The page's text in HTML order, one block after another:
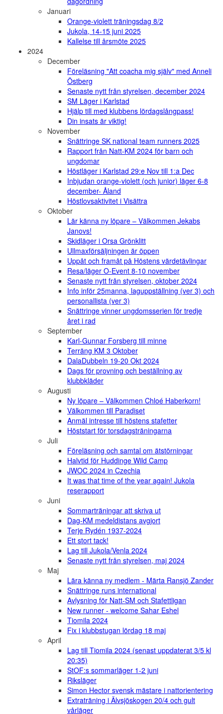
Januari
Orange-violett träningsdag 8/2
Jukola, 14-15 juni 2025
Kallelse till årsmöte 2025
2024
December
Föreläsning "Att coacha mig själv" med Anneli
Östberg
Senaste nytt från styrelsen, december 2024
SM Läger i Karlstad
Hjälp till med klubbens lördagslångpass!
Din insats är viktig!
November
Snättringe SK national team runners 2025
Rapport från Natt-KM 2024 för barn och
ungdomar
Höstläger i Karlstad 29:e Nov till 1:a Dec
Inbjudan orange-violett (och junior) läger 6-8
december- Åland
Höstlovsaktivitet i Visättra
Oktober
Lär känna ny löpare – Välkommen Jekabs
Janovs!
Skidläger i Orsa Grönklitt
Ullmaxförsäljningen är öppen
Uppåt och framåt på Höstens värdetävlingar
Resa/läger O-Event 8-10 november
Senaste nytt från styrelsen, oktober 2024
Info inför 25manna, laguppställning (ver 3) och
personallista (ver 3)
Snättringe vinner ungdomsserien för tredje
året i rad
September
Karl-Gunnar Forsberg till minne
Terräng KM 3 Oktober
DalaDubbeln 19-20 Okt 2024
Dags för provning och beställning av
klubbkläder
Augusti
Ny löpare – Välkommen Chloé Haberkorn!
Välkommen till Paradiset
Anmäl intresse till höstens stafetter
Höststart för torsdagsträningarna
Juli
Föreläsning och samtal om ätstörningar
Halvtid för Huddinge Wild Camp
JWOC 2024 in Czechia
It was that time of the year again! Jukola
reserapport
Juni
Sommarträningar att skriva ut
Dag-KM medeldistans avgjort
Terje Rydén 1937-2024
Ett stort tack!
Lag till Jukola/Venla 2024
Senaste nytt från styrelsen, maj 2024
Maj
Lära känna ny medlem - Märta Ransjö Zander
Snättringe runs international
Avlysning för Natt-SM och Stafettligan
New runner - welcome Sahar Eshel
Tiomila 2024
Fix i klubbstugan lördag 18 maj
April
Lag till Tiomila 2024 (senast uppdaterat 3/5 kl
20:35)
StOF:s sommarläger 1-2 juni
Riksläger
Simon Hector svensk mästare i nattorientering
Extraträning i Älvsjöskogen 20/4 och gult
vårläger